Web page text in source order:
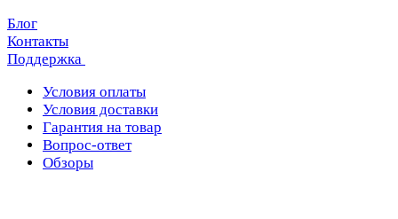
Блог
Контакты
Поддержка
Условия оплаты
Условия доставки
Гарантия на товар
Вопрос-ответ
Обзоры